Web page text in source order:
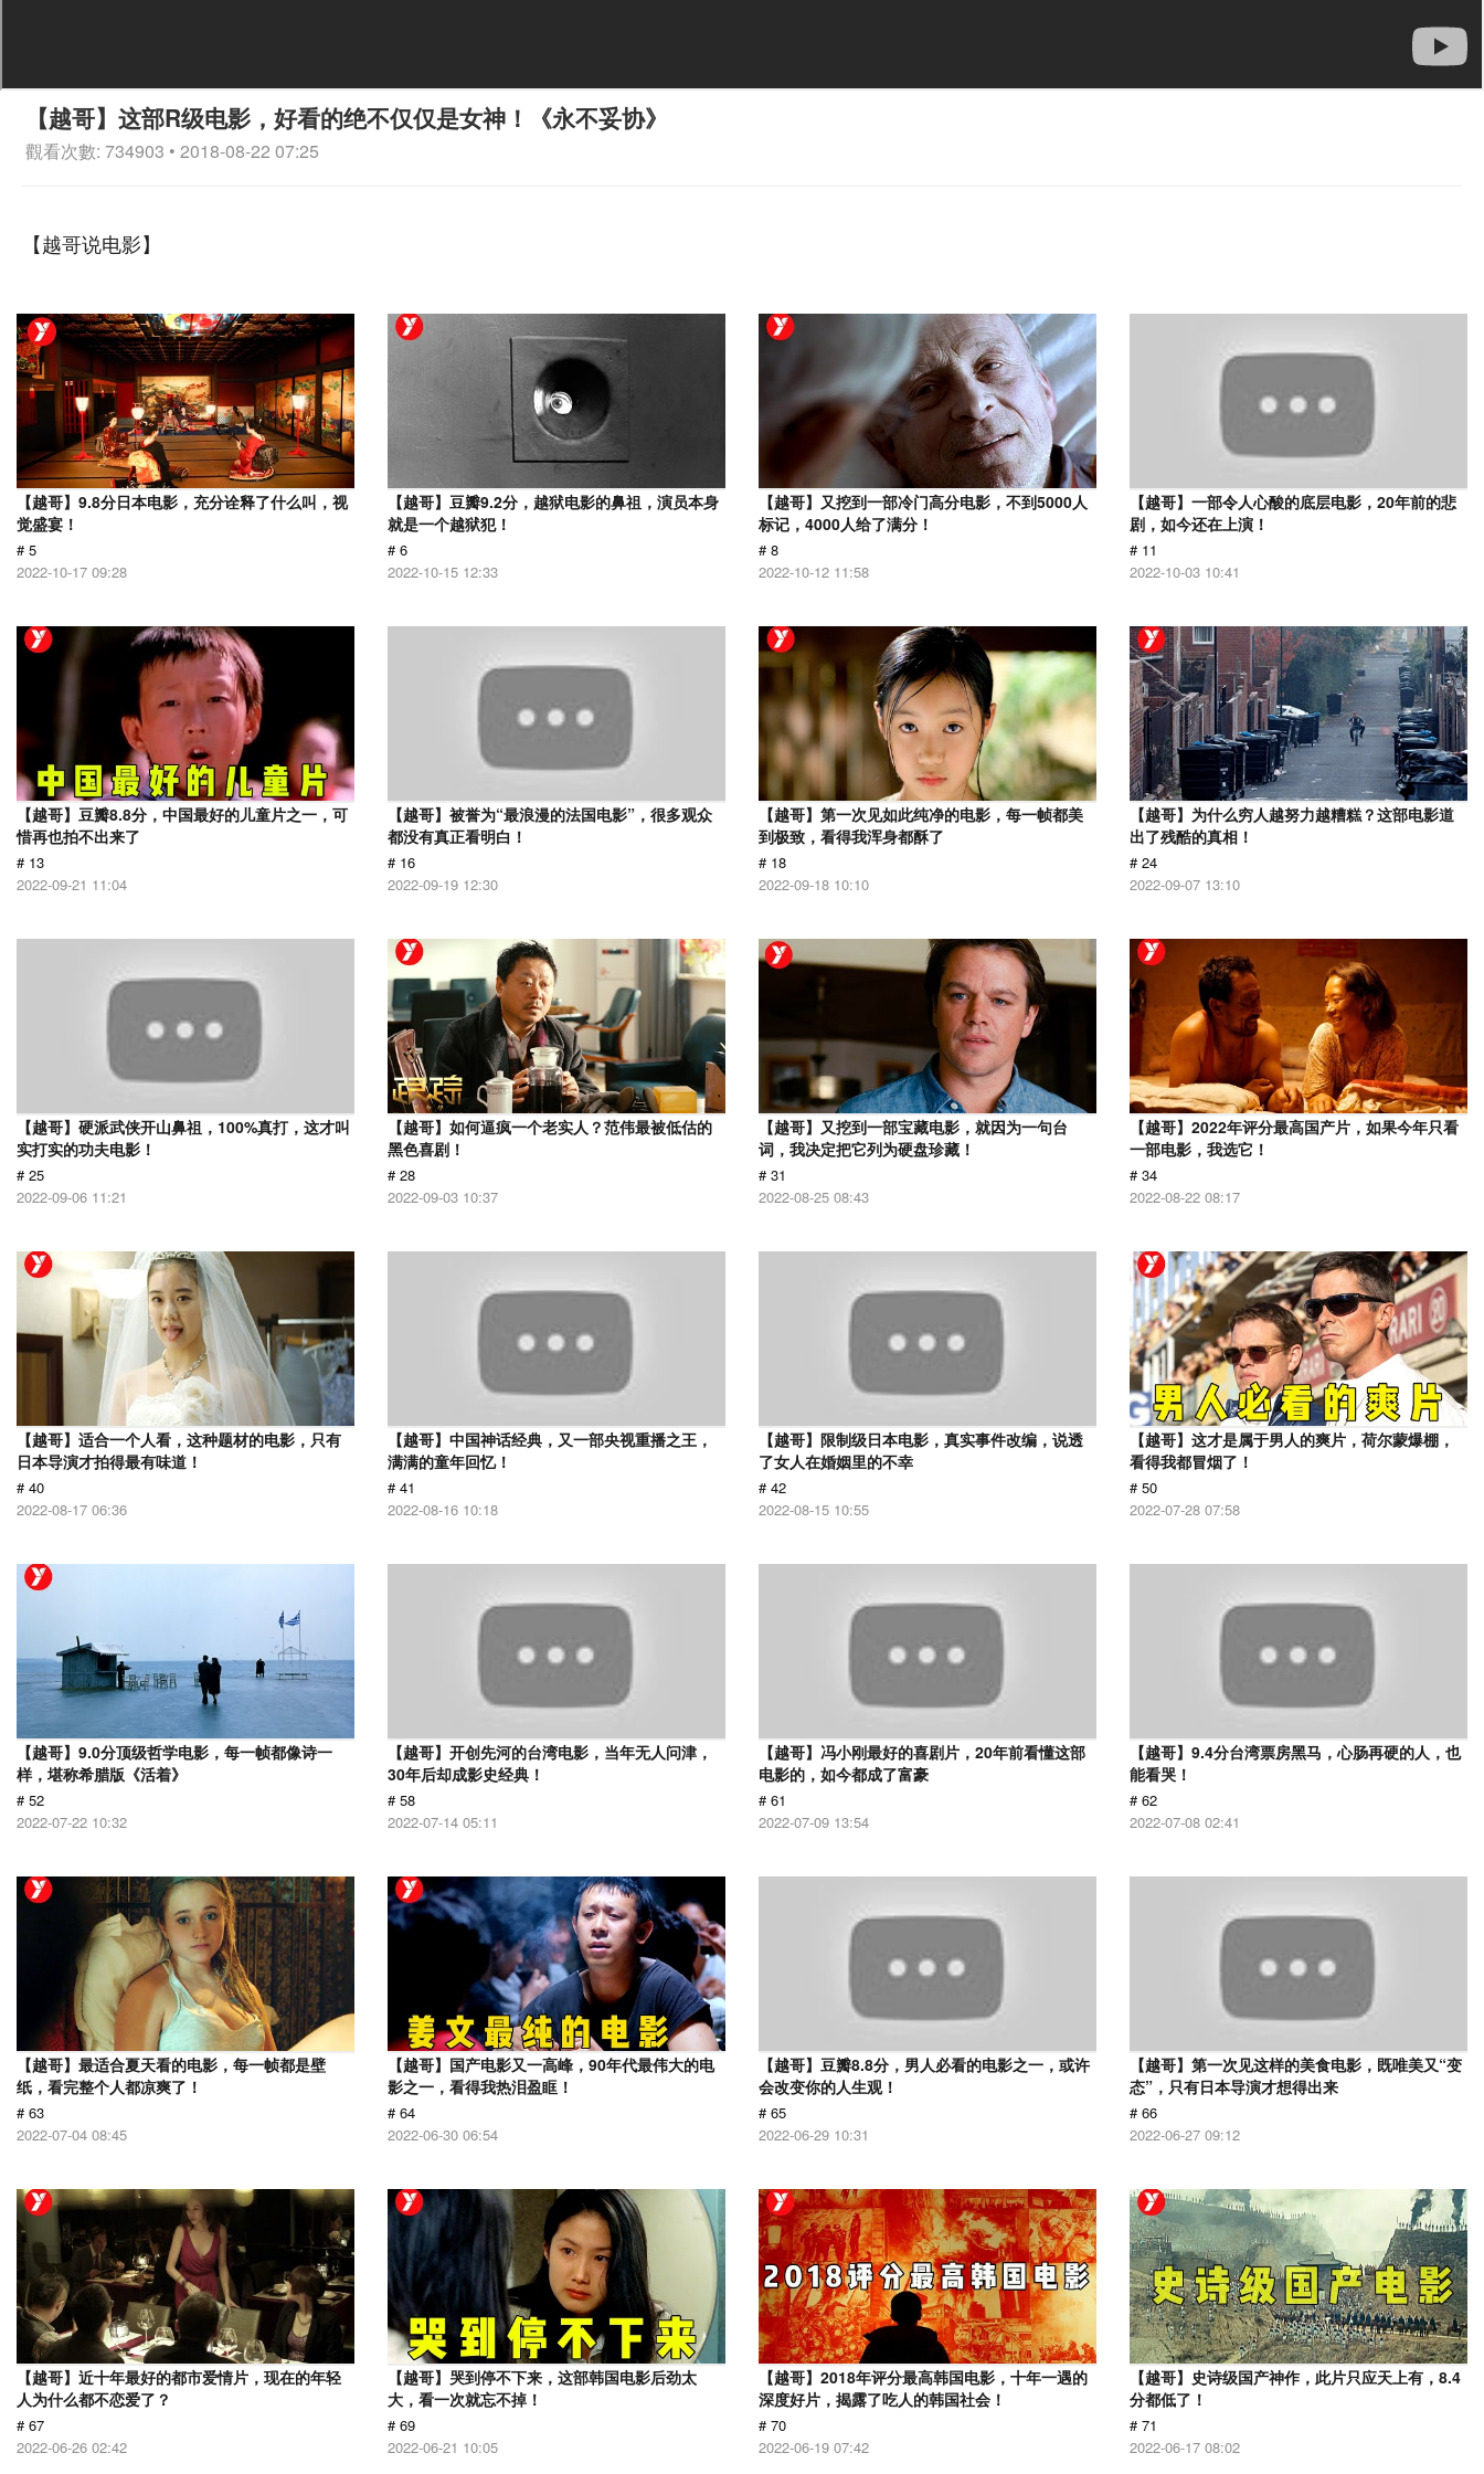
【越哥】这部R级电影，好看的绝不仅仅是女神！《永不妥协》
觀看次數: 734903 • 2018-08-22 07:25
【越哥说电影】
【越哥】9.8分日本电影，充分诠释了什么叫，视
觉盛宴！
# 5
2022-10-17 09:28
【越哥】豆瓣9.2分，越狱电影的鼻祖，演员本身
就是一个越狱犯！
# 6
2022-10-15 12:33
【越哥】又挖到一部冷门高分电影，不到5000人
标记，4000人给了满分！
# 8
2022-10-12 11:58
【越哥】一部令人心酸的底层电影，20年前的悲
剧，如今还在上演！
# 11
2022-10-03 10:41
【越哥】豆瓣8.8分，中国最好的儿童片之一，可
惜再也拍不出来了
# 13
2022-09-21 11:04
【越哥】被誉为“最浪漫的法国电影”，很多观众
都没有真正看明白！
# 16
2022-09-19 12:30
【越哥】第一次见如此纯净的电影，每一帧都美
到极致，看得我浑身都酥了
# 18
2022-09-18 10:10
【越哥】为什么穷人越努力越糟糕？这部电影道
出了残酷的真相！
# 24
2022-09-07 13:10
【越哥】硬派武侠开山鼻祖，100%真打，这才叫
实打实的功夫电影！
# 25
2022-09-06 11:21
【越哥】如何逼疯一个老实人？范伟最被低估的
黑色喜剧！
# 28
2022-09-03 10:37
【越哥】又挖到一部宝藏电影，就因为一句台
词，我决定把它列为硬盘珍藏！
# 31
2022-08-25 08:43
【越哥】2022年评分最高国产片，如果今年只看
一部电影，我选它！
# 34
2022-08-22 08:17
【越哥】适合一个人看，这种题材的电影，只有
日本导演才拍得最有味道！
# 40
2022-08-17 06:36
【越哥】中国神话经典，又一部央视重播之王，
满满的童年回忆！
# 41
2022-08-16 10:18
【越哥】限制级日本电影，真实事件改编，说透
了女人在婚姻里的不幸
# 42
2022-08-15 10:55
【越哥】这才是属于男人的爽片，荷尔蒙爆棚，
看得我都冒烟了！
# 50
2022-07-28 07:58
【越哥】9.0分顶级哲学电影，每一帧都像诗一
样，堪称希腊版《活着》
# 52
2022-07-22 10:32
【越哥】开创先河的台湾电影，当年无人问津，
30年后却成影史经典！
# 58
2022-07-14 05:11
【越哥】冯小刚最好的喜剧片，20年前看懂这部
电影的，如今都成了富豪
# 61
2022-07-09 13:54
【越哥】9.4分台湾票房黑马，心肠再硬的人，也
能看哭！
# 62
2022-07-08 02:41
【越哥】最适合夏天看的电影，每一帧都是壁
纸，看完整个人都凉爽了！
# 63
2022-07-04 08:45
【越哥】国产电影又一高峰，90年代最伟大的电
影之一，看得我热泪盈眶！
# 64
2022-06-30 06:54
【越哥】豆瓣8.8分，男人必看的电影之一，或许
会改变你的人生观！
# 65
2022-06-29 10:31
【越哥】第一次见这样的美食电影，既唯美又“变
态”，只有日本导演才想得出来
# 66
2022-06-27 09:12
【越哥】近十年最好的都市爱情片，现在的年轻
人为什么都不恋爱了？
# 67
2022-06-26 02:42
【越哥】哭到停不下来，这部韩国电影后劲太
大，看一次就忘不掉！
# 69
2022-06-21 10:05
【越哥】2018年评分最高韩国电影，十年一遇的
深度好片，揭露了吃人的韩国社会！
# 70
2022-06-19 07:42
【越哥】史诗级国产神作，此片只应天上有，8.4
分都低了！
# 71
2022-06-17 08:02